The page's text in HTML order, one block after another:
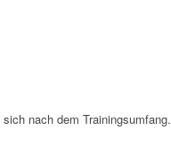
nach dem Trainingsumfang.